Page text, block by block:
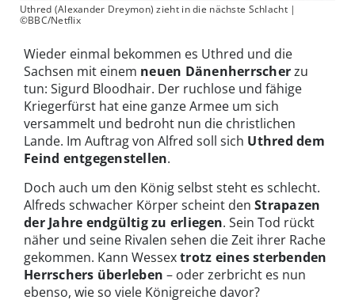
Uthred (Alexander Dreymon) zieht in die nächste Schlacht |
©BBC/Netflix
Wieder einmal bekommen es Uthred und die
Sachsen mit einem neuen Dänenherrscherzu
tun: Sigurd Bloodhair. Der ruchlose und fähige
Kriegerfürst hat eine ganze Armee um sich
versammelt und bedroht nun die christlichen
Lande. Im Auftrag von Alfred soll sich Uthred dem
Feind entgegenstellen.
Doch auch um den König selbst steht es schlecht.
Alfreds schwacher Körper scheint den Strapazen
der Jahre endgültig zu erliegen. Sein Tod rückt
näher und seine Rivalen sehen die Zeit ihrer Rache
gekommen. Kann Wessextrotz eines sterbenden
Herrschers überleben – oder zerbricht es nun
ebenso, wie so viele Königreiche davor?